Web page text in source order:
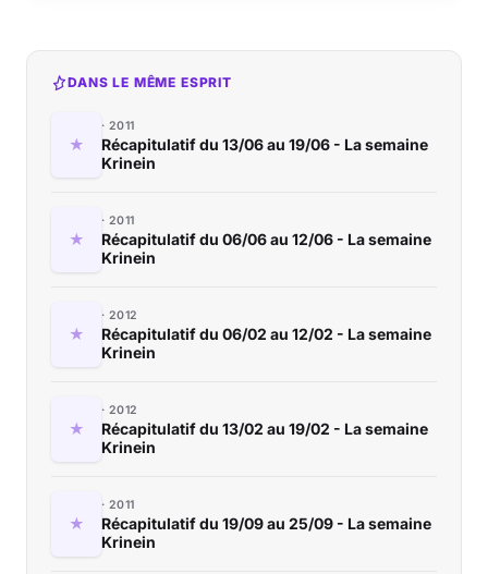
DANS LE MÊME ESPRIT
2011
Récapitulatif du 13/06 au 19/06 - La semaine
Krinein
2011
Récapitulatif du 06/06 au 12/06 - La semaine
Krinein
2012
Récapitulatif du 06/02 au 12/02 - La semaine
Krinein
2012
Récapitulatif du 13/02 au 19/02 - La semaine
Krinein
2011
Récapitulatif du 19/09 au 25/09 - La semaine
Krinein